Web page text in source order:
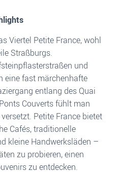
Viertel Petite France, wohl
Straßburgs.
und
eine fast märchenhafte
entlang des Quai
Couverts fühlt man
Petite France bietet
Cafés, traditionelle
kleine Handwerksläden –
zu probieren, einen
zu entdecken.